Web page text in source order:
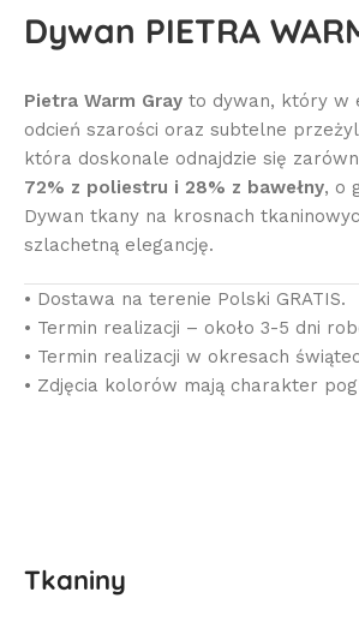
Dywan PIETRA
Pietra Warm Gray to dywan, który w
odcień szarości oraz subtelne
która doskonale odnajdzie się
72% z poliestru i 28% z bawełny, o
Dywan tkany na krosnach
szlachetną elegancję.
• Dostawa na terenie Polski GRATIS.
• Termin realizacji – około 3-5 dni
• Termin realizacji w okresach
• Zdjęcia kolorów mają charakter
Tkaniny